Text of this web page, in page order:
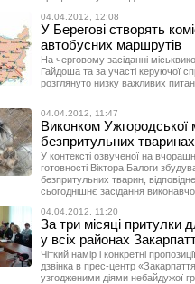
04.04.2012, 12:08
У Берегові створять
автобусних маршрутів
На черговому засіданні
Гайдоша та за участі керуючої
розглянуто низку важливих
04.04.2012, 11:47
Виконком Ужгородської
безпритульних тваринах
У контексті озвученої на
готовності Віктора Балоги
безпритульних тварин,
сьогоднішнє засідання
04.04.2012, 11:20
За три місяці притулки
у всіх районах
Чіткий намір і конкретні
дзвінка в прес-центр
узгодженими діями небайдужої